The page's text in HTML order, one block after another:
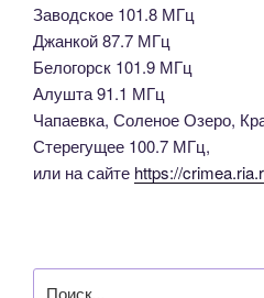
Заводское 101.8 МГц
Джанкой 87.7 МГц
Белогорск 101.9 МГц
Алушта 91.1 МГц
Чапаевка, Соленое Озеро,
Стерегущее 100.7 МГц,
или на сайте https://